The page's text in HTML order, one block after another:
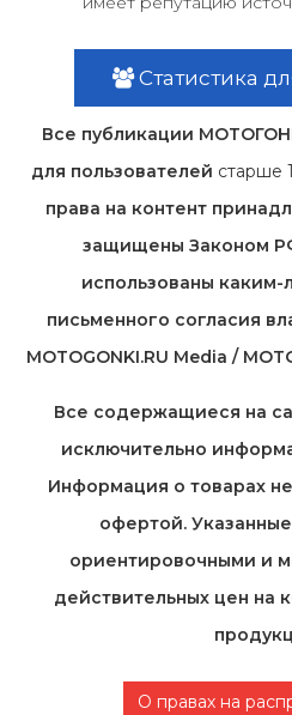
Статистика
Все публикации
для пользователей старше
права на контент
защищены Законом
использованы
письменного согласия
MOTOGONKI.RU Media /
Все содержащиеся на
исключительно
Информация о товарах
офертой.
ориентировочными и
действительных цен на
О правах на